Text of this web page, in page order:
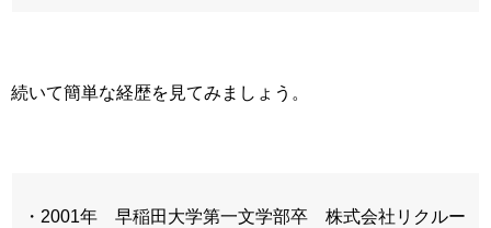
続いて簡単な経歴を見てみましょう。
・2001年 早稲田大学第一文学部卒 株式会社リクルー